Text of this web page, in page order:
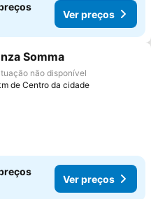
Ver preços
aos favoritos
Somma
não disponível
de Centro da cidade
Ver preços